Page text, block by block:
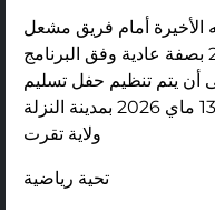
الأخيرة أمام فريق مشعل
حاسي مسعود يوم الثلاثاء 12 ماي 2026 بصفة عادية وفق البرنامج
أن يتم تنظيم حفل تسليم
درع البطولة في اليوم الموالي الأربعاء 13 ماي 2026 بمدينة النزلة
تحية رياضية